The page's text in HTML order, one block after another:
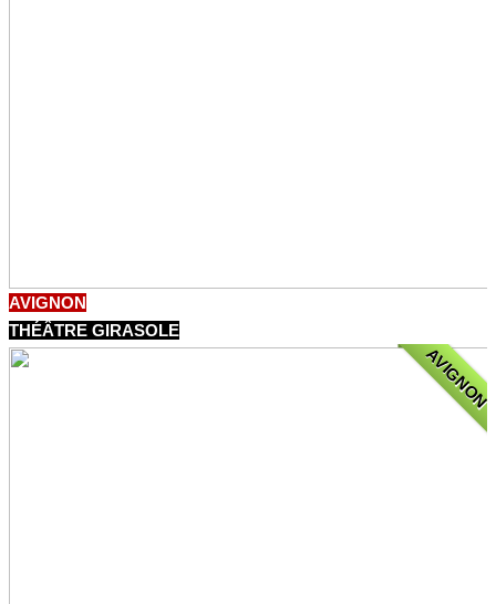
AVIGNON
THÉÂTRE GIRASOLE
AVIGNON